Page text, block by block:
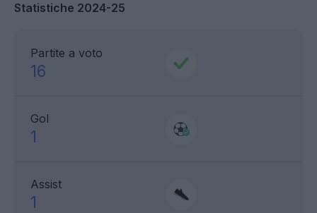
Statistiche 2024-25
Partite a voto
16
Gol
1
Assist
1